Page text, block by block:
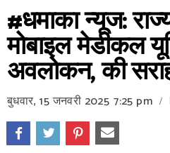
#धमाका न्यूज:
मोबाइल मेडीकल
अवलोकन, की
बुधवार, 15 जनवरी 2025 7:25 pm /